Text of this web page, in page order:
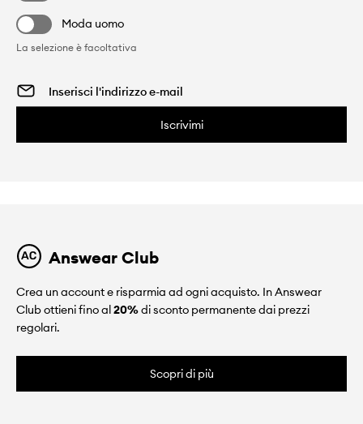
Moda uomo
La selezione è facoltativa
Iscrivimi
Answear Club
Crea un account e risparmia ad ogni acquisto. In Answear
Club ottieni fino al 20%di sconto permanente dai prezzi
regolari.
Scopri di più